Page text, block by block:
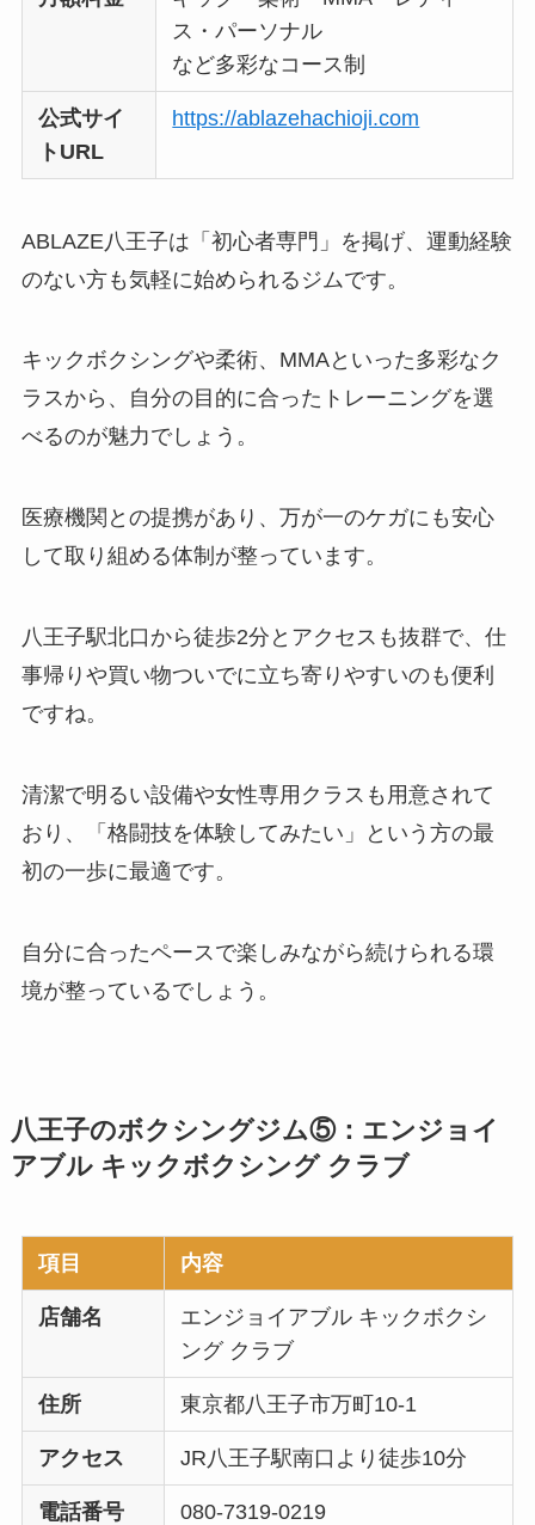
ス・パーソナル
など多彩なコース制
公式サイ
トURL
https://ablazehachioji.com
ABLAZE八王子は「初心者専門」を掲げ、運動経験
のない方も気軽に始められるジムです。
キックボクシングや柔術、MMAといった多彩なク
ラスから、自分の目的に合ったトレーニングを選
べるのが魅力でしょう。
医療機関との提携があり、万が一のケガにも安心
して取り組める体制が整っています。
八王子駅北口から徒歩2分とアクセスも抜群で、仕
事帰りや買い物ついでに立ち寄りやすいのも便利
ですね。
清潔で明るい設備や女性専用クラスも用意されて
おり、「格闘技を体験してみたい」という方の最
初の一歩に最適です。
自分に合ったペースで楽しみながら続けられる環
境が整っているでしょう。
八王子のボクシングジム⑤：エンジョイ
アブル キックボクシング クラブ
項目 内容
店舗名
エンジョイアブル キックボクシ
ング クラブ
住所 東京都八王子市万町10-1
アクセス JR八王子駅南口より徒歩10分
電話番号 080-7319-0219